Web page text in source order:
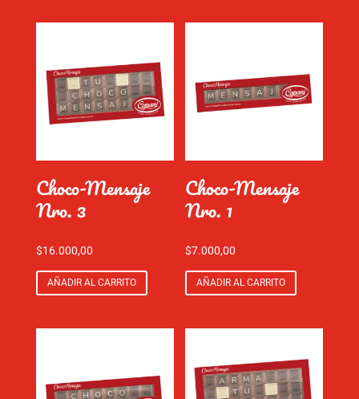
Choco-Mensaje
Nro. 3
$16.000,00
AÑADIR AL CARRITO
Choco-Mensaje
Nro. 1
$7.000,00
AÑADIR AL CARRITO